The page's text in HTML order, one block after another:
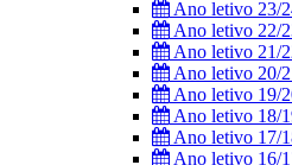
Ano letivo 23/
Ano letivo 22/
Ano letivo 21/
Ano letivo 20/
Ano letivo 19/
Ano letivo 18/
Ano letivo 17/
Ano letivo 16/